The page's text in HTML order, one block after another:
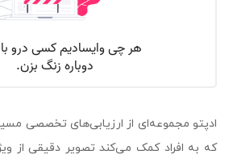
ادپتو مجموعه‌ای از ارزیابی‌های تخصصی
که به افراد کمک می‌کند تصویر دقیقی از